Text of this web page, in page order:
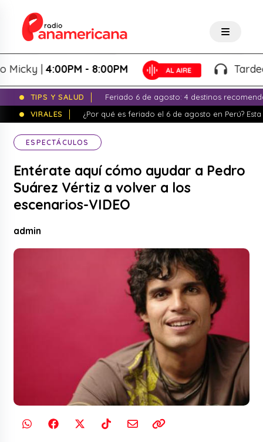
|4:00PM - 8:00PM Tardeo
TIPS Y SALUD
Feriado 6 de agosto: 4 destinos
VIRALES
¿Por qué es feriado el 6 de agosto en Perú?
ESPECTÁCULOS
Entérate aquí cómo ayudar a Pedro
Suárez Vértiz a volver a los
escenarios-VIDEO
admin